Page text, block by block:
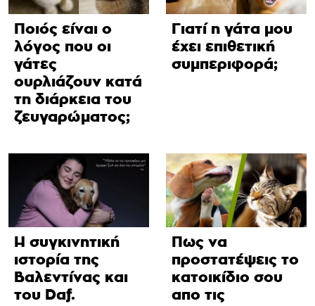
Ποιός είναι ο
λόγος που οι
γάτες
ουρλιάζουν κατά
τη διάρκεια του
ζευγαρώματος;
Γιατί η γάτα μου
έχει επιθετική
συμπεριφορά;
Η συγκινητική
ιστορία της
Βαλεντίνας και
του Daf.
Πως να
προστατέψεις το
κατοικίδιο σου
απο τις